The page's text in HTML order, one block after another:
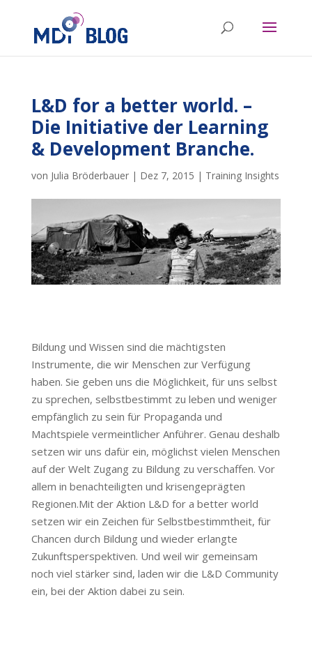
L&D for a better world. –
Die Initiative der Learning
& Development Branche.
von Julia Bröderbauer| Dez 7, 2015 | Training Insights
Bildung und Wissen sind die mächtigsten
Instrumente, die wir Menschen zur Verfügung
haben. Sie geben uns die Möglichkeit, für uns selbst
zu sprechen, selbstbestimmt zu leben und weniger
empfänglich zu sein für Propaganda und
Machtspiele vermeintlicher Anführer. Genau deshalb
setzen wir uns dafür ein, möglichst vielen Menschen
auf der Welt Zugang zu Bildung zu verschaffen. Vor
allem in benachteiligten und krisengeprägten
Regionen.Mit der Aktion L&D for a better world
setzen wir ein Zeichen für Selbstbestimmtheit, für
Chancen durch Bildung und wieder erlangte
Zukunftsperspektiven. Und weil wir gemeinsam
noch viel stärker sind, laden wir die L&D Community
ein, bei der Aktion dabei zu sein.